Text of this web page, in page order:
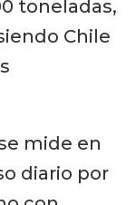
toneladas,
Chile
mide en
diario por